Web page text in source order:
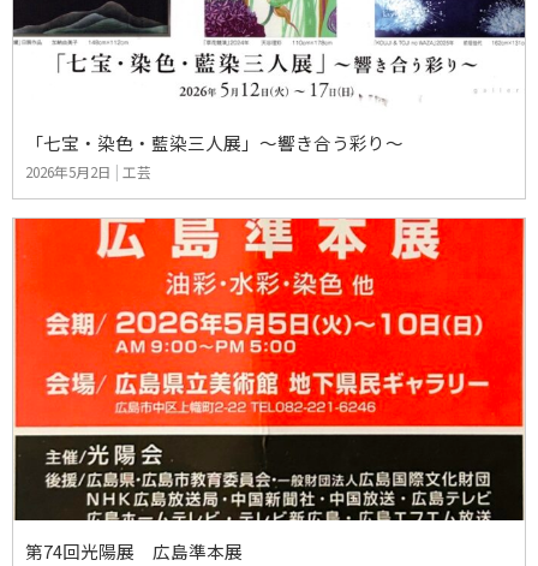
「七宝・染色・藍染三人展」～響き合う彩り～
2026年5月2日 | 工芸
第74回光陽展 広島準本展